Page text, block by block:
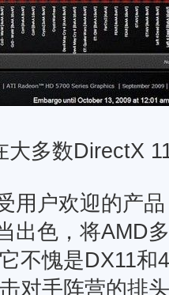
大多数DirectX
户欢迎的产品
出色，将AMD
不愧是DX11和
击对手阵营的